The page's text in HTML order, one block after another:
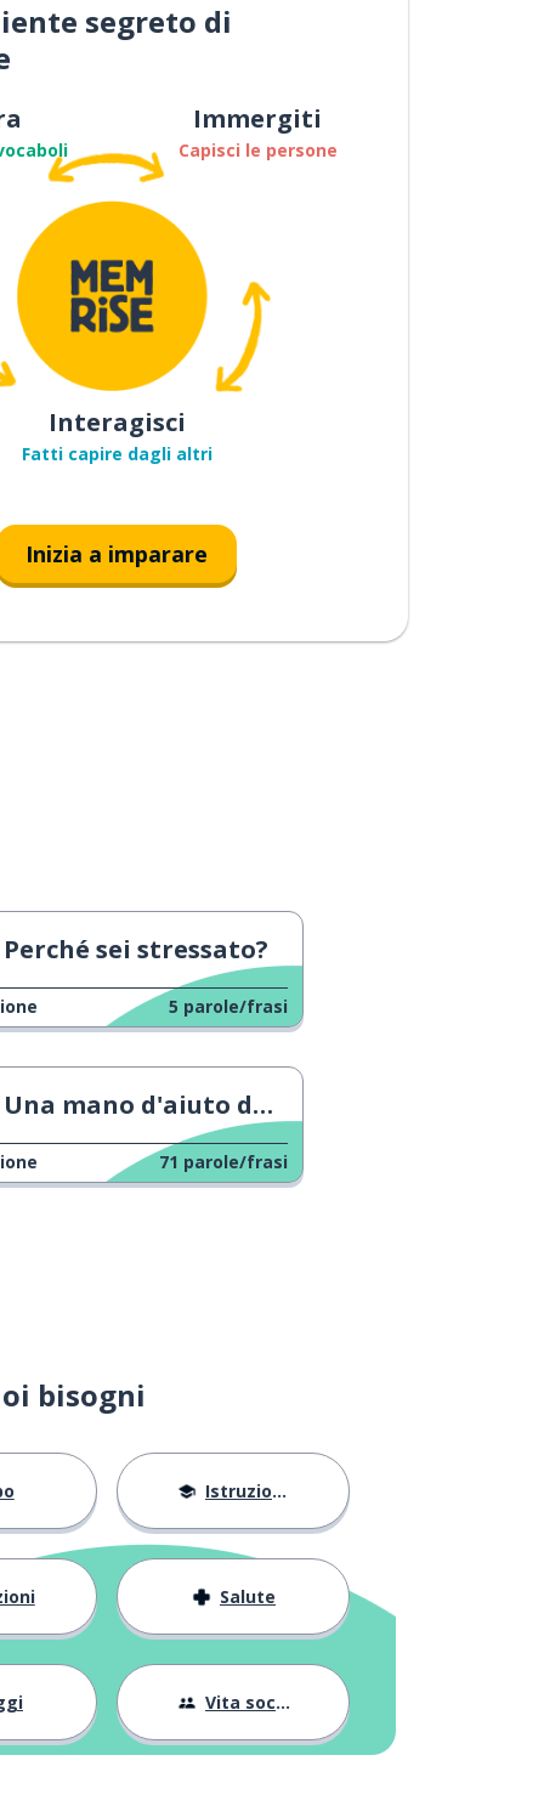
segreto di
Immergiti
Capisci le persone
Interagisci
Fatti capire dagli altri
Inizia a imparare
Perché sei stressato?
5 parole/frasi
Una mano d'aiuto durante il Ramadan
71 parole/frasi
bisogni
Istruzione
Salute
Vita sociale